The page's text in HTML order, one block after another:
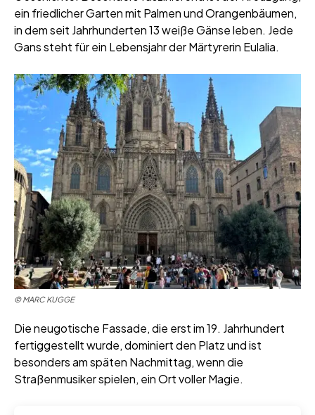
ein friedlicher Garten mit Palmen und Orangenbäumen,
in dem seit Jahrhunderten 13 weiße Gänse leben. Jede
Gans steht für ein Lebensjahr der Märtyrerin Eulalia.
©MARC KUGGE
Die neugotische Fassade, die erst im 19. Jahrhundert
fertiggestellt wurde, dominiert den Platz und ist
besonders am späten Nachmittag, wenn die
Straßenmusiker spielen, ein Ort voller Magie.